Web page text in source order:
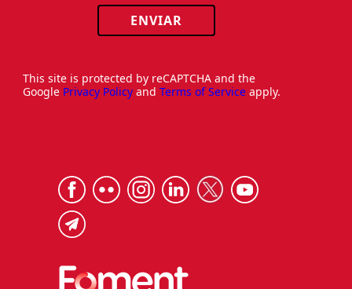
ENVIAR
This site is protected by reCAPTCHA and the
Google Privacy Policy and Terms of Service apply.